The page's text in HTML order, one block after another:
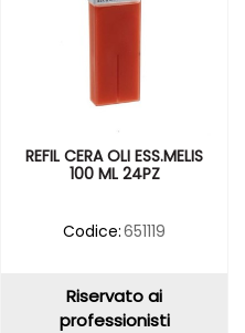
REFIL CERA OLI ESS.MELIS
100 ML 24PZ
Codice:651119
Riservato ai
professionisti